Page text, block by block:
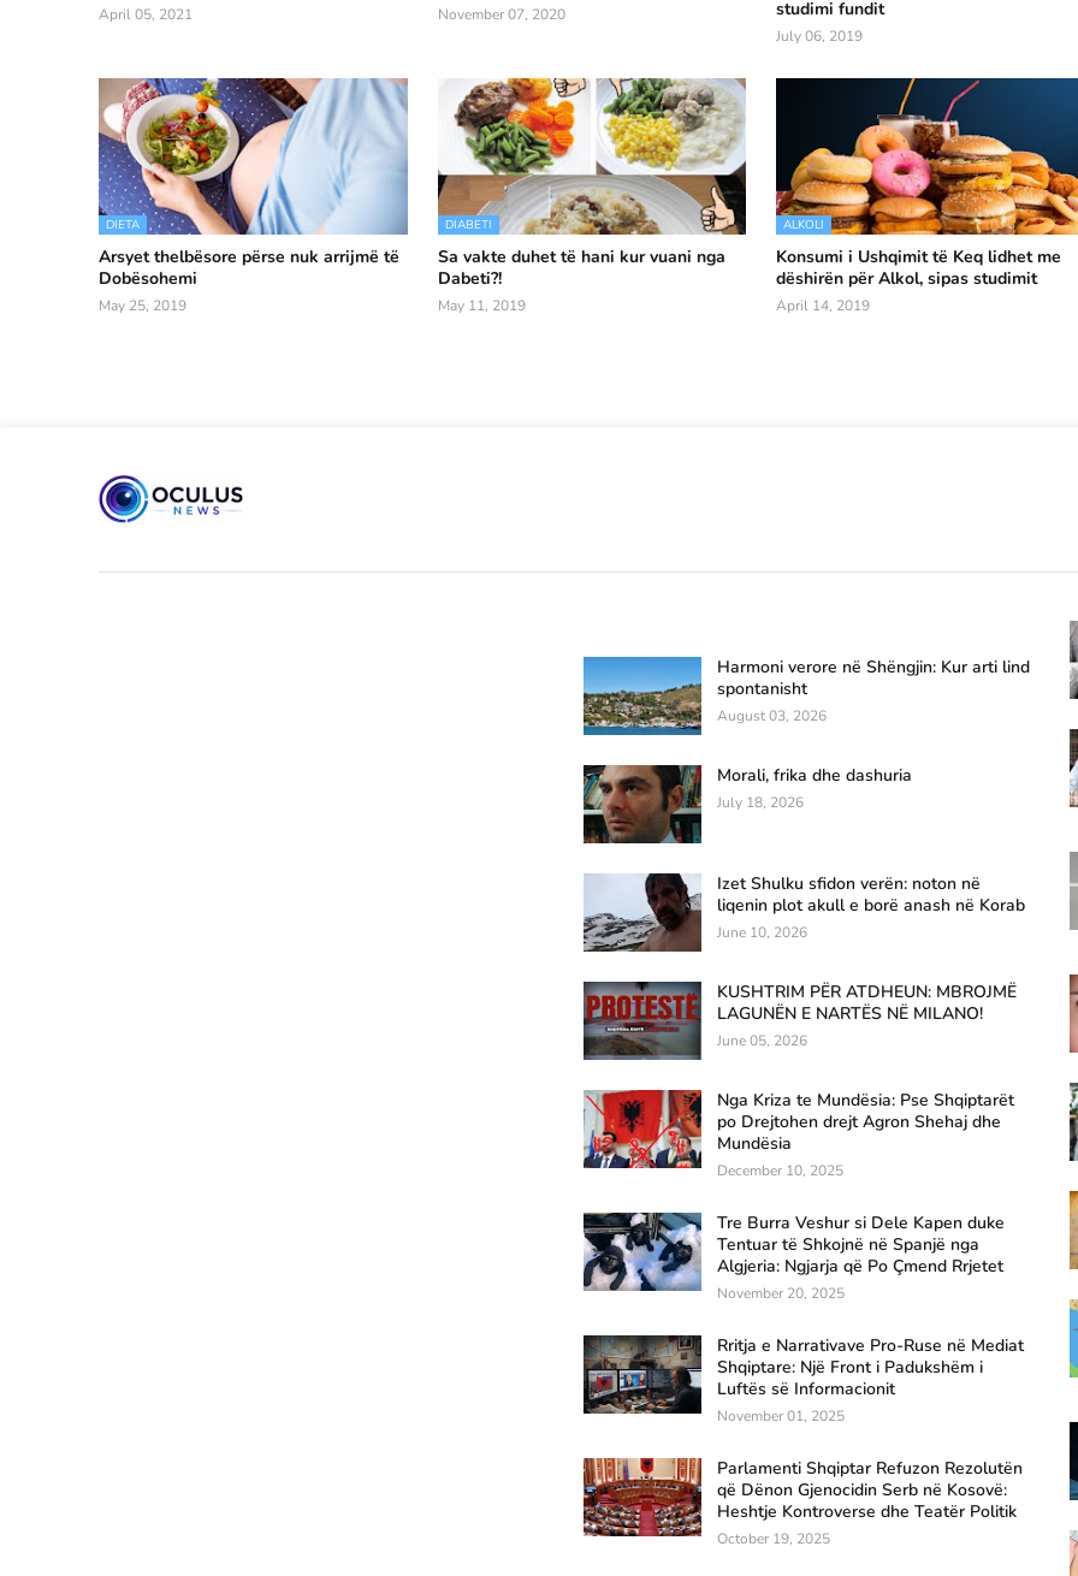
April 05, 2021 November 07, 2020
studimi fundit
July 06, 2019
DIETA
Arsyet thelbësore përse nuk arrijmë të
Dobësohemi
May 25, 2019
DIABETI
Sa vakte duhet të hani kur vuani nga
Dabeti?!
May 11, 2019
ALKOLI
Konsumi i Ushqimit të Keq lidhet me
dëshirën për Alkol, sipas studimit
April 14, 2019
Harmoni verore në Shëngjin: Kur arti lind
spontanisht
August 03, 2026
Morali, frika dhe dashuria
July 18, 2026
Izet Shulku sfidon verën: noton në
liqenin plot akull e borë anash në Korab
June 10, 2026
KUSHTRIM PËR ATDHEUN: MBROJMË
LAGUNËN E NARTËS NË MILANO!
June 05, 2026
Nga Kriza te Mundësia: Pse Shqiptarët
po Drejtohen drejt Agron Shehaj dhe
Mundësia
December 10, 2025
Tre Burra Veshur si Dele Kapen duke
Tentuar të Shkojnë në Spanjë nga
Algjeria: Ngjarja që Po Çmend Rrjetet
November 20, 2025
Rritja e Narrativave Pro-Ruse në Mediat
Shqiptare: Një Front i Padukshëm i
Luftës së Informacionit
November 01, 2025
Parlamenti Shqiptar Refuzon Rezolutën
që Dënon Gjenocidin Serb në Kosovë:
Heshtje Kontroverse dhe Teatër Politik
October 19, 2025